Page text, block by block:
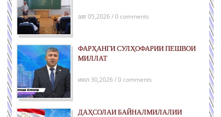
авг 05,2026 / 0 comments
ФАРҲАНГИ СУЛҲОФАРИИ ПЕШВОИ
МИЛЛАТ
июл 30,2026 / 0 comments
ДАҲСОЛАИ БАЙНАЛМИЛАЛИИ